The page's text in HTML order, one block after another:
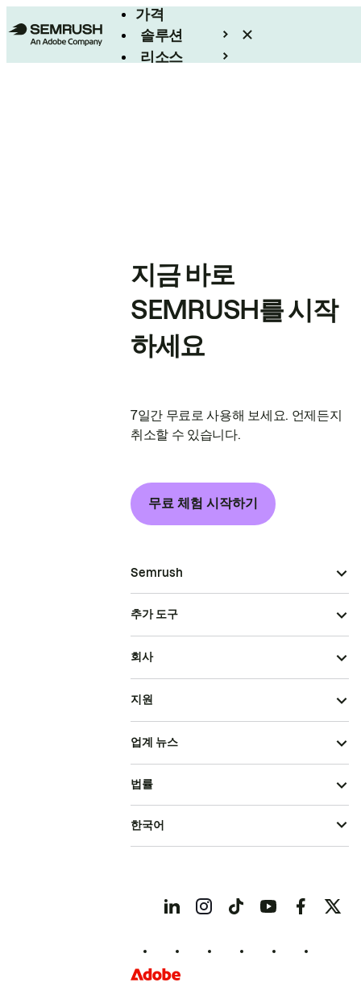
가격
솔루션
리소스
지금 바로
SEMRUSH를 시작
하세요
7일간 무료로 사용해 보세요. 언제든지
취소할 수 있습니다.
무료 체험 시작하기
Semrush
추가 도구
회사
지원
업계 뉴스
법률
한국어